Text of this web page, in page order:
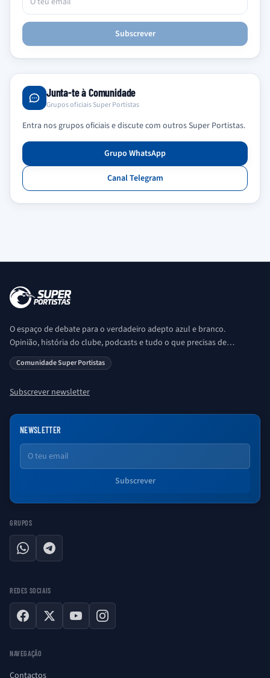
Subscrever
Junta-te à Comunidade
Grupos oficiais Super Portistas
Entra nos grupos oficiais e discute com outros Super Portistas.
Grupo WhatsApp
Canal Telegram
O espaço de debate para o verdadeiro adepto azul e branco.
Opinião, história do clube, podcasts e tudo o que precisas de
saber sobre o universo Porto. Ser Porto é aqui!
Comunidade Super Portistas
Subscrever newsletter
NEWSLETTER
Email
Subscrever
GRUPOS
WhatsAppTelegram
REDES SOCIAIS
Facebook
X YouTubeInstagram
NAVEGAÇÃO
Contactos